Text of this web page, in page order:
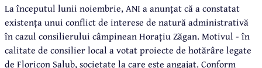
La începutul lunii noiembrie, ANI a anunțat că a constatat
existența unui conflict de interese de natură administrativă
în cazul consilierului câmpinean Horațiu Zăgan. Motivul - în
calitate de consilier local a votat proiecte de hotărâre legate
de Floricon Salub, societate la care este angajat. Conform